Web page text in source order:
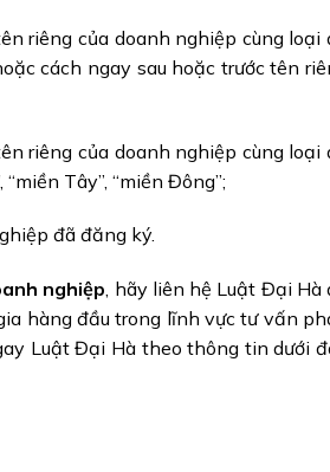
riêng của doanh nghiệp cùng loại
cách ngay sau hoặc trước tên
riêng của doanh nghiệp cùng loại
Tây”, “miền Đông”;
đã đăng ký.
nghiệp, hãy liên hệ Luật Đại Hà
hàng đầu trong lĩnh vực tư vấn
Luật Đại Hà theo thông tin dưới